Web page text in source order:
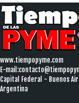
www.tiempopyme.com
E-mail:
Capital Federal - Buenos
Argentina